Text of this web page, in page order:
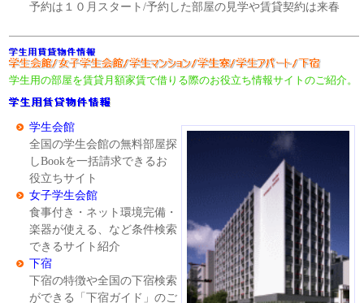
予約は１０月スタート/予約した部屋の見学や賃貸契約は来春
学生用の部屋を賃貸月額家賃で借りる際のお役立ち情報サイトのご紹介。
学生会館
全国の学生会館の無料部屋探
しBookを一括請求できるお
役立ちサイト
女子学生会館
食事付き・ネット環境完備・
楽器が使える、など条件検索
できるサイト紹介
下宿
下宿の特徴や全国の下宿検索
ができる「下宿ガイド」のご